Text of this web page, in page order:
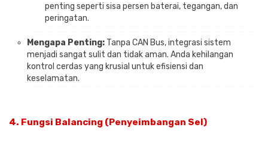
penting seperti sisa persen baterai, tegangan, dan
peringatan.
Mengapa Penting: Tanpa CAN Bus, integrasi sistem
menjadi sangat sulit dan tidak aman. Anda kehilangan
kontrol cerdas yang krusial untuk efisiensi dan
keselamatan.
4. Fungsi Balancing (Penyeimbangan Sel)